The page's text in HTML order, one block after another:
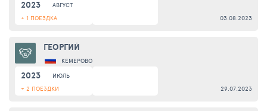
2023
АВГУСТ
+ 1 ПОЕЗДКА
03.08.2023
ГЕОРГИЙ
КЕМЕРОВО
2023
ИЮЛЬ
+ 2 ПОЕЗДКИ
29.07.2023